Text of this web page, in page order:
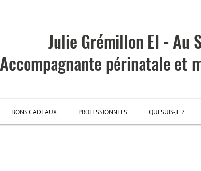
Julie Grémillon EI - Au
Accompagnantepérinatale et
BONS CADEAUX PROFESSIONNELS QUI SUIS-JE ?